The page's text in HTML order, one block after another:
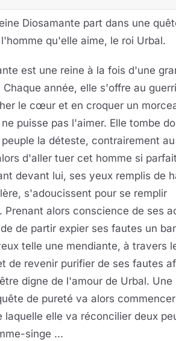
Diosamante part dans une
qu'elle aime, le roi Urbal.
est une reine à la fois d'une
Chaque année, elle s'offre au
le cœur et en croquer un
puisse pas l'aimer. Elle tombe
la déteste, contrairement
d'aller tuer cet homme si
devant lui, ses yeux remplis de
s'adoucissent pour se remplir
Prenant alors conscience de ses
de partir expier ses fautes un
telle une mendiante, à travers
de revenir purifier de ses fautes
digne de l'amour de Urbal. Une
de pureté va alors
laquelle elle va réconcilier deux
singe ...